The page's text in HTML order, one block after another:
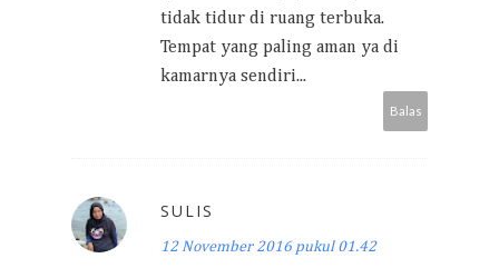
tidak tidur di ruang terbuka.
Tempat yang paling aman ya di
kamarnya sendiri...
Balas
SULIS
12 November 2016 pukul 01.42